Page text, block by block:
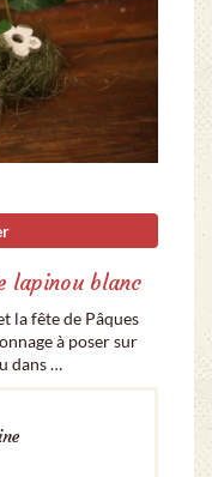
lapinou blanc
la fête de Pâques
à poser sur
dans …